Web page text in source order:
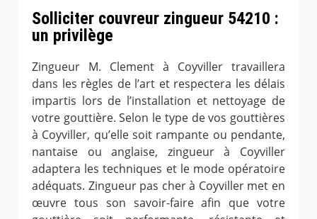
Solliciter couvreur zingueur 54210 :
un privilège
Zingueur M. Clement à Coyviller travaillera
dans les règles de l’art et respectera les délais
impartis lors de l’installation et nettoyage de
votre gouttière. Selon le type de vos gouttières
à Coyviller, qu’elle soit rampante ou pendante,
nantaise ou anglaise, zingueur à Coyviller
adaptera les techniques et le mode opératoire
adéquats. Zingueur pas cher à Coyviller met en
œuvre tous son savoir-faire afin que votre